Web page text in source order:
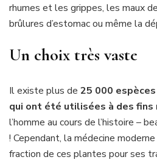
rhumes et les grippes, les maux
brûlures d’estomac ou même la
Un choix très vaste
Il existe plus de 25 000
qui ont été utilisées à des fins
l’homme au cours de l’histoire –
! Cependant, la médecine moderne
fraction de ces plantes pour ses